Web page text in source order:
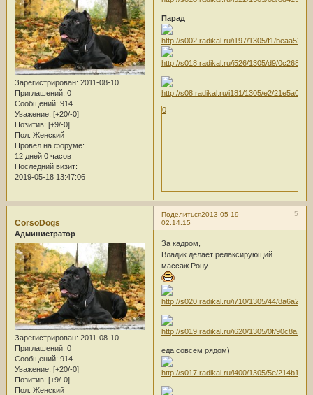
Зарегистрирован: 2011-08-10
Приглашений: 0
Сообщений: 914
Уважение: [+20/-0]
Позитив: [+9/-0]
Пол: Женский
Провел на форуме:
12 дней 0 часов
Последний визит:
2019-05-18 13:47:06
Парад
0
Поделиться 5
2013-05-19
02:14:15
CorsoDogs
Администратор
Зарегистрирован: 2011-08-10
Приглашений: 0
Сообщений: 914
Уважение: [+20/-0]
Позитив: [+9/-0]
Пол: Женский
За кадром,
Владик делает релаксирующий
массаж Рону
еда совсем рядом)